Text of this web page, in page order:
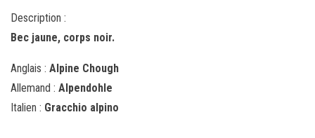
Description :
Bec jaune, corps noir.
Anglais : Alpine Chough
Allemand : Alpendohle
Italien : Gracchio alpino